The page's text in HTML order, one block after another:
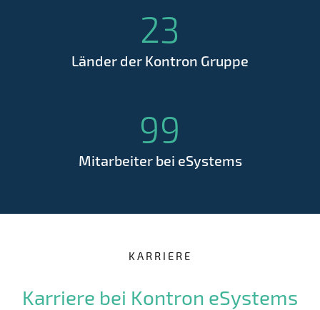
23
Länder der Kontron Gruppe
99
Mitarbeiter bei eSystems
KARRIERE
Karriere bei Kontron eSystems